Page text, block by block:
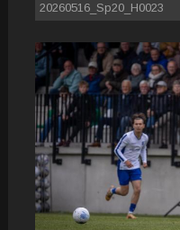
20260516_Sp20_H0023